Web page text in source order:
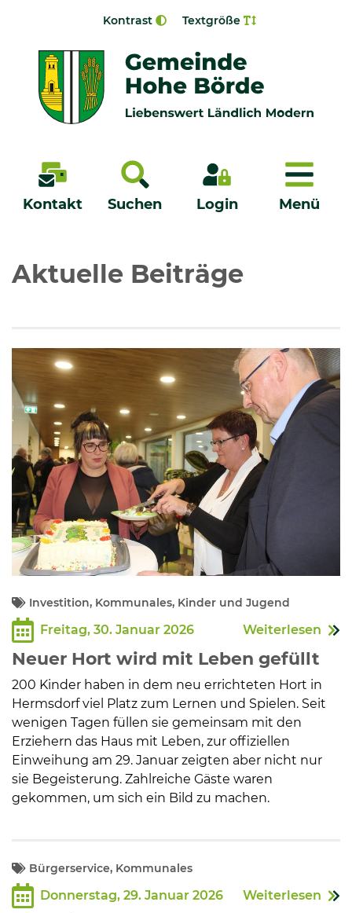
Kontrast Textgröße
Kontakt Suchen Login Menü
Menü
Neuigkeiten
Kommunalpolitik
Bildung und Soziales
Wirtschaft, Bauen, Verkehr
Tourismus, Freizeit, Dorfleben
Aktuelle Beiträge
Investition, Kommunales, Kinder und Jugend
Freitag, 30. Januar 2026 Weiterlesen
Neuer Hort wird mit Leben gefüllt
200 Kinder haben in dem neu errichteten Hort in
Hermsdorf viel Platz zum Lernen und Spielen. Seit
wenigen Tagen füllen sie gemeinsam mit den
Erziehern das Haus mit Leben, zur offiziellen
Einweihung am 29. Januar zeigten aber nicht nur
sie Begeisterung. Zahlreiche Gäste waren
gekommen, um sich ein Bild zu machen.
Bürgerservice, Kommunales
Donnerstag, 29. Januar 2026 Weiterlesen